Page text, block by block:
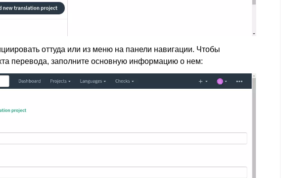
оттуда или из меню на панели навигации. Чтобы
перевода, заполните основную информацию о нем: